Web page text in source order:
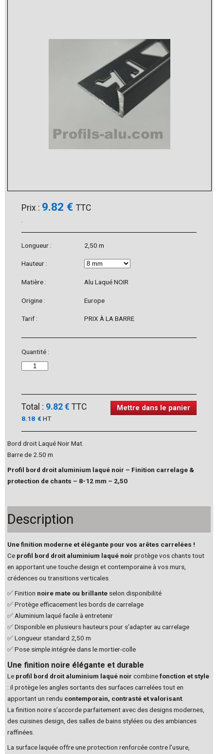
Prix : 9.82 €TTC
.
Longueur : 2,50 m
Hauteur :
Matière : Alu Laqué NOIR
Origine : Europe
Tarif : PRIX À LA BARRE
Quantité :
Mettre dans le panier
Total : 9.82 € TTC
8.18 €HT
Bord droit Laqué Noir Mat.
Barre de 2.50 m
Profil bord droit aluminium laqué noir – Finition carrelage &
protection de chants – 8-12 mm – 2,50
Description
Une finition moderne et élégante pour vos arêtes carrelées !
Ce profil bord droit aluminium laqué noir protège vos chants tout
en apportant une touche design et contemporaine à vos murs,
crédences ou transitions verticales.
✅ Finition noire mate ou brillante selon disponibilité
✅ Protège efficacement les bords de carrelage
✅ Aluminium laqué facile à entretenir
✅ Disponible en plusieurs hauteurs pour s’adapter au carrelage
✅ Longueur standard 2,50 m
✅ Pose simple intégrée dans le mortier-colle
Une finition noire élégante et durable
Le profil bord droit aluminium laqué noir combinefonction et style
: il protège les angles sortants des surfaces carrelées tout en
apportant un rendu contemporain, contrasté et valorisant.
La finition noire s’accorde parfaitement avec des designs modernes,
des cuisines design, des salles de bains stylées ou des ambiances
raffinées.
La surface laquée offre une protection renforcée contre l’usure,